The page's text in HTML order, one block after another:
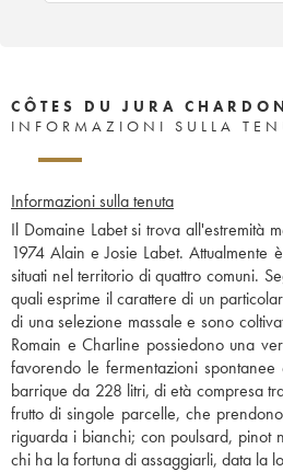
CÔTES DU JURA
INFORMAZIONI SULLA
Informazioni sulla tenuta
Il Domaine Labet si trova all'estremità
1974 Alain e Josie Labet.
situati nel territorio di quattro comuni.
quali esprime il carattere di un
di una selezione massale e sono
Romain e Charline possiedono una
favorendo le fermentazioni
barrique da 228 litri, di età compresa
frutto di singole parcelle, che
riguarda i bianchi; con poulsard, pinot
chi ha la fortuna di assaggiarli, data la